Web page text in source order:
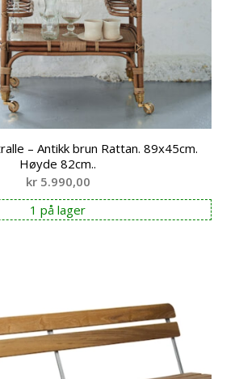
– Antikk brun Rattan. 89x45cm.
Høyde 82cm..
kr5.990,00
1 på lager